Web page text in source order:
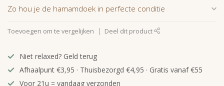
Zo hou je de hamamdoek in perfecte conditie
Toevoegen om te vergelijken Deel dit product
Niet relaxed? Geld terug
Afhaalpunt €3,95 · Thuisbezorgd €4,95 · Gratis vanaf €55
Voor 21u = vandaag verzonden